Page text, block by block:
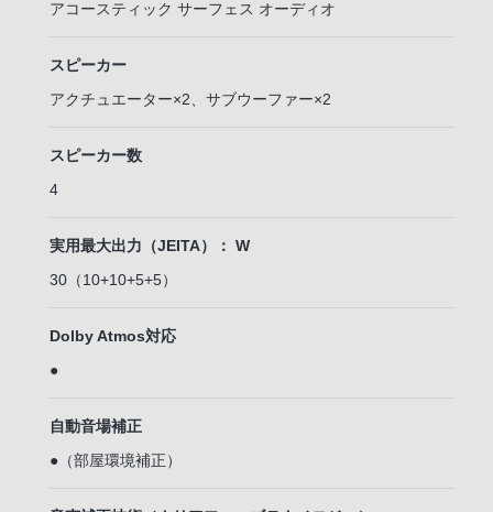
アコースティック サーフェス オーディオ
スピーカー
アクチュエーター×2、サブウーファー×2
スピーカー数
4
実用最大出力（JEITA）： W
30（10+10+5+5）
Dolby Atmos対応
●
自動音場補正
●（部屋環境補正）